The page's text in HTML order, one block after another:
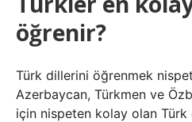
öğrenir?
Türk dillerini öğrenmek
Azerbaycan, Türkmen ve
için nispeten kolay olan Türk